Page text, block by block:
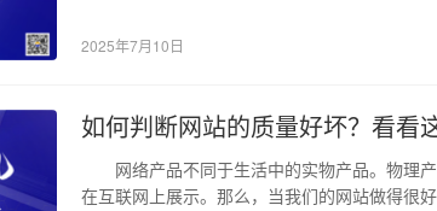
2025年7月10日
如何判断网站的质量好坏？看看
网络产品不同于生活中的实物产品。物理
在互联网上展示。那么，当我们的网站做得很